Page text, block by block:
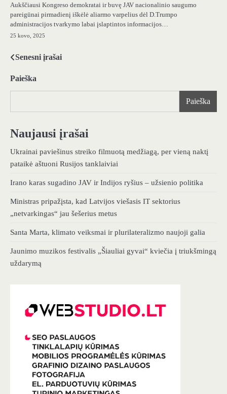
Aukščiausi Kongreso demokratai ir buvę JAV nacionalinio saugumo
pareigūnai pirmadienį iškėlė aliarmo varpelius dėl D.Trumpo
administracijos tvarkymo labai įslaptintos informacijos…
25 kovo, 2025
Navigacija
tarp
Senesni įrašai
Paieška
Paieška
Naujausi įrašai
Ukrainai paviešinus streiko filmuotą medžiagą, per vieną naktį
pataikė aštuoni Rusijos tanklaiviai
Irano karas sugadino JAV ir Indijos ryšius – užsienio politika
Ministras pripažįsta, kad Latvijos viešasis IT sektorius
„netvarkingas“ jau šešerius metus
Santa Marta, klimato veiksmai ir plurilateralizmo naujoji galia
Jaunimo muzikos festivalis „Šiauliai gyvai“ kviečia į triukšmingą
uždarymą